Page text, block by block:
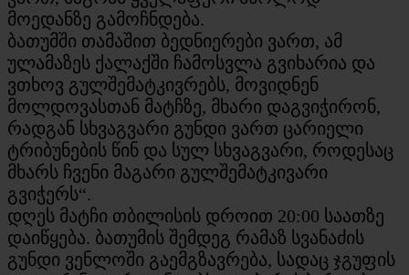
მოედანზე გამოჩნდება.
ბათუმში თამაშით ბედნიერები ვართ, ამ
ულამაზეს ქალაქში ჩამოსვლა გვიხარია და
ვთხოვ გულშემატკივრებს, მოვიდნენ
მოლდოვასთან მატჩზე, მხარი დაგვიჭირონ,
რადგან სხვაგვარი გუნდი ვართ ცარიელი
ტრიბუნების წინ და სულ სხვაგვარი, როდესაც
მხარს ჩვენი მაგარი გულშემატკივარი
გვიჭერს“.
დღეს მატჩი თბილისის დროით 20:00 საათზე
დაიწყება. ბათუმის შემდეგ რამაზ სვანაძის
გუნდი ვენლოში გაემგზავრება, სადაც ჯგუფის